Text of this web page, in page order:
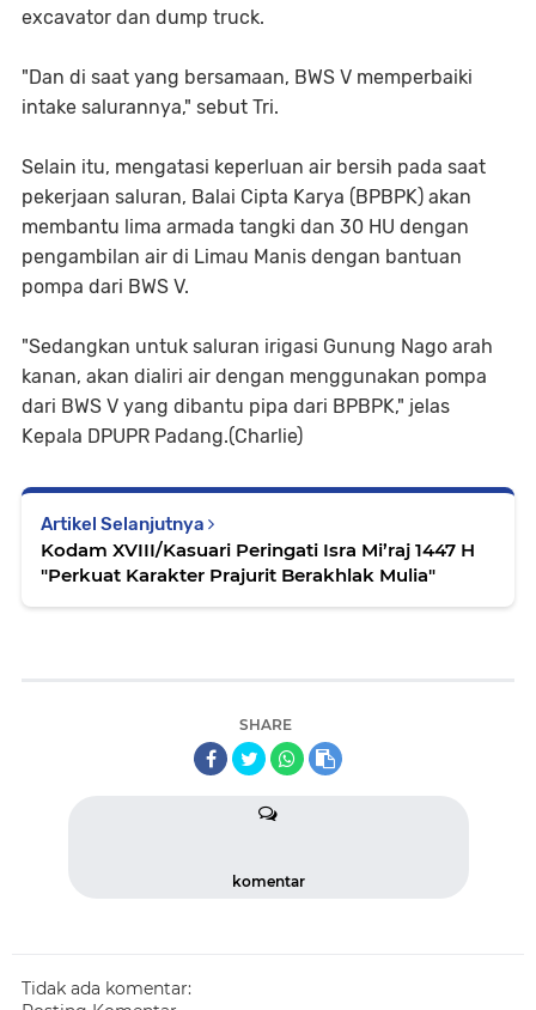
excavator dan dump truck.
"Dan di saat yang bersamaan, BWS V memperbaiki
intake salurannya," sebut Tri.
Selain itu, mengatasi keperluan air bersih pada saat
pekerjaan saluran, Balai Cipta Karya (BPBPK) akan
membantu lima armada tangki dan 30 HU dengan
pengambilan air di Limau Manis dengan bantuan
pompa dari BWS V.
"Sedangkan untuk saluran irigasi Gunung Nago arah
kanan, akan dialiri air dengan menggunakan pompa
dari BWS V yang dibantu pipa dari BPBPK," jelas
Kepala DPUPR Padang.(Charlie)
Artikel Selanjutnya
Kodam XVIII/Kasuari Peringati Isra Mi’raj 1447 H
"Perkuat Karakter Prajurit Berakhlak Mulia"
SHARE
komentar
Tidak ada komentar: